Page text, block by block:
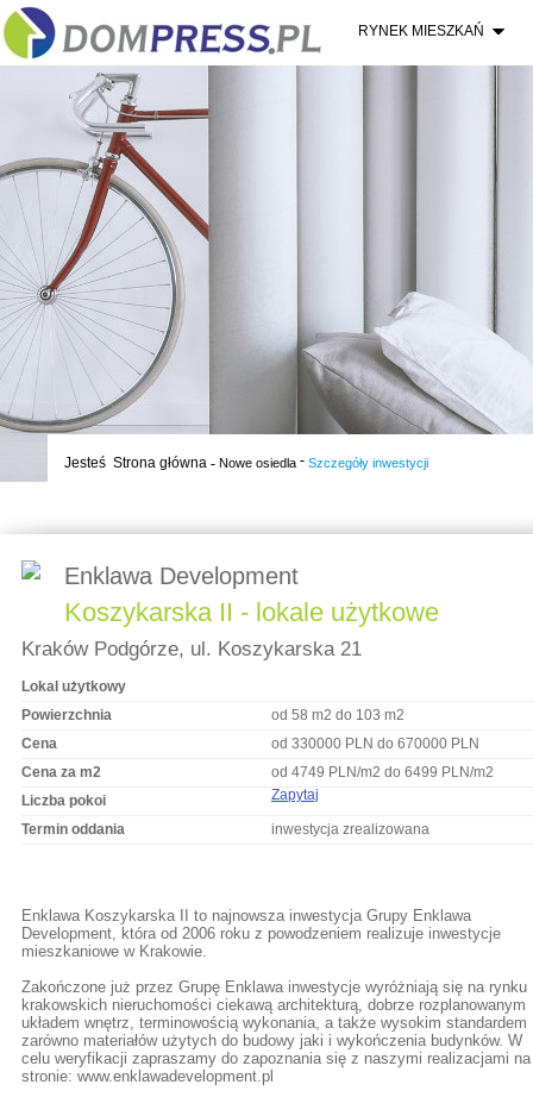
RYNEK MIESZKAŃ
Jesteś Strona główna - Nowe osiedla - Szczegóły inwestycji
Enklawa Development
Koszykarska II - lokale użytkowe
Kraków Podgórze, ul. Koszykarska 21
Lokal użytkowy
Powierzchnia
od 58 m2 do 103 m2
Cena
od 330000 PLN do 670000 PLN
Cena za m2
od 4749 PLN/m2 do 6499 PLN/m2
Liczba pokoi
Zapytaj
Termin oddania inwestycja zrealizowana
Enklawa Koszykarska II to najnowsza inwestycja Grupy Enklawa
Development, która od 2006 roku z powodzeniem realizuje inwestycje
mieszkaniowe w Krakowie.
Zakończone już przez Grupę Enklawa inwestycje wyróżniają się na rynku
krakowskich nieruchomości ciekawą architekturą, dobrze rozplanowanym
układem wnętrz, terminowością wykonania, a także wysokim standardem
zarówno materiałów użytych do budowy jaki i wykończenia budynków. W
celu weryfikacji zapraszamy do zapoznania się z naszymi realizacjami na
stronie: www.enklawadevelopment.pl